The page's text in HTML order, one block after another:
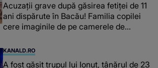
Acuzații grave după găsirea fetiței de 11
ani dispărute în Bacău! Familia copilei
cere imaginile de pe camerele de
mea...”
KANALD.RO
A fost găsit trupul lui Ionuț, tânărul de 23